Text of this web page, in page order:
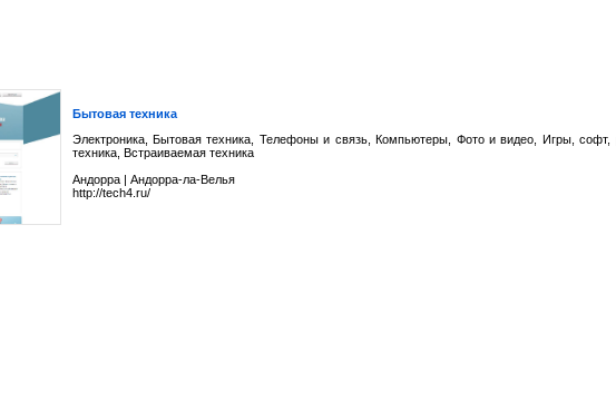
Бытовая техника
Электроника, Бытовая техника, Телефоны и связь, Компьютеры, Фото и видео, Игры, софт,
техника, Встраиваемая техника
Андорра| Андорра-ла-Велья
http://tech4.ru/